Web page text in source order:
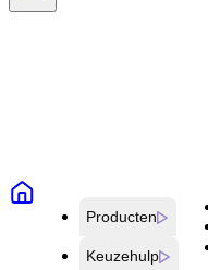
Producten
Keuzehulp